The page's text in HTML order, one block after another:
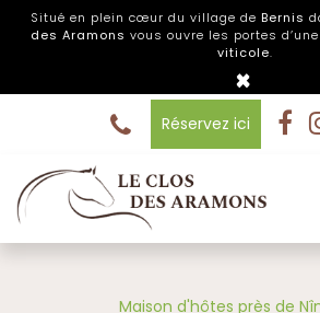
Situé en plein cœur du village de Bernis
des Aramons vous ouvre les portes d’une
viticole.
×
Réservez ici
Maison d'hôtes près de
Panneau de gestion des cookies